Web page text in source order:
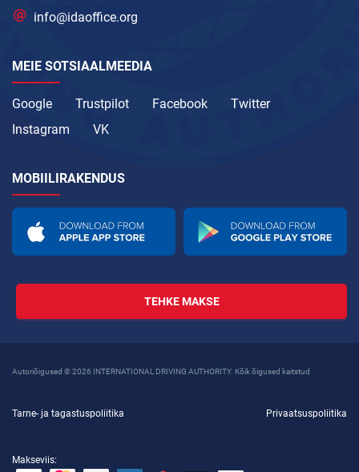
info@idaoffice.org
MEIE SOTSIAALMEEDIA
Google Trustpilot Facebook
Twitter
Instagram
VK
MOBIILIRAKENDUS
TEHKE MAKSE
Autoriõigused © 2026 INTERNATIONAL DRIVING AUTHORITY. Kõik õigused kaitstud
Tarne- ja tagastuspoliitika Privaatsuspoliitika
Makseviis: